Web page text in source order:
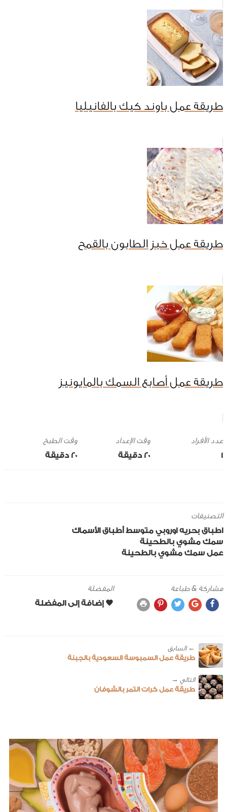
طريقة عمل باوند كيك بالفانيليا
طريقة عمل خبز الطابون بالقمح
طريقة عمل أصابع السمك بالمايونيز
1
وقت الإعداد
20 ‎دقيقة
وقت الطبخ
20 ‎دقيقة
التصنيفات
اطباق بحريه اوروبي متوسط أطباق الأسماك
سمك مشوي بالطحينة
عمل سمك مشوي بالطحينة
مشاركة & طباعة المفضلة
← ‎السابق
طريقة عمل السمبوسة السعودية بالجبنة
طريقة عمل كرات التمر بالشوفان